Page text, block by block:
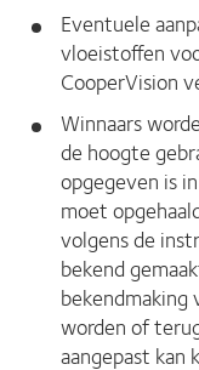
Eventuele
vloeistoffen
CooperVision
Winnaars
de hoogte
opgegeven is
moet
volgens de
bekend
bekendmaking
worden of
aangepast kan